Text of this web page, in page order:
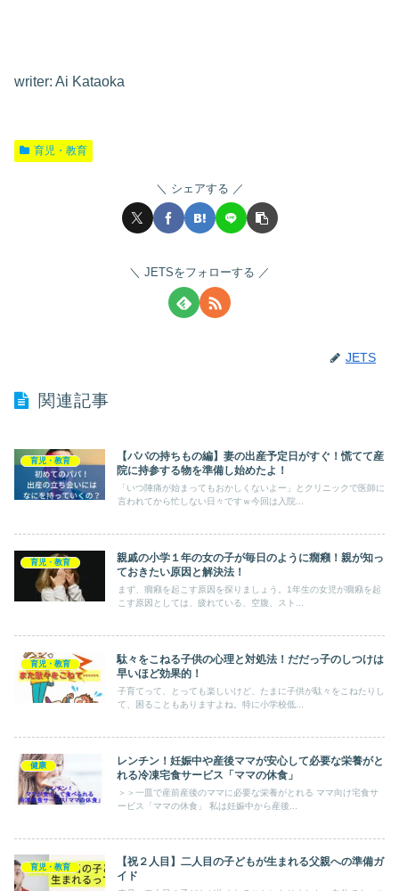
writer: Ai Kataoka
育児・教育
シェアする
JETSをフォローする
JETS
関連記事
育児・教育
【パパの持ちもの編】妻の出産予定日がすぐ！慌てて産
院に持参する物を準備し始めたよ！
「いつ陣痛が始まってもおかしくないよー」とクリニックで医師に
言われてから忙しない日々ですｗ今回は入院...
育児・教育
親戚の小学１年の女の子が毎日のように癇癪！親が知っ
ておきたい原因と解決法！
まず、癇癪を起こす原因を探りましょう。1年生の女児が癇癪を起
こす原因としては、疲れている、空腹、スト...
育児・教育
駄々をこねる子供の心理と対処法！だだっ子のしつけは
早いほど効果的！
子育てって、とっても楽しいけど、たまに子供が駄々をこねたりし
て、困ることもありますよね。特に小学校低...
健康
レンチン！妊娠中や産後ママが安心して必要な栄養がと
れる冷凍宅食サービス「ママの休食」
＞＞一皿で産前産後のママに必要な栄養がとれる ママ向け宅食サ
ービス「ママの休食」 私は妊娠中から産後...
育児・教育
【祝２人目】二人目の子どもが生まれる父親への準備ガ
イド